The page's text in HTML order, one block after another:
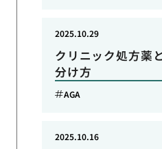
クリニック処方薬
分け方
2025.10.29
AGA
2025.10.16